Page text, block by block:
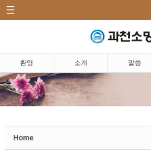
환영 소개 말씀
Home
소개|Introduction
말씀|Message
교우 소식
Sketchbook5, 스
Sketchbook5, 스